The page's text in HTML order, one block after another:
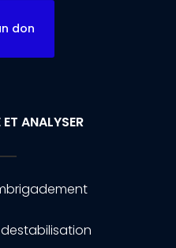
don
ANALYSER